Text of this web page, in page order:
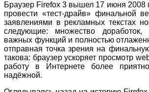
Браузер Firefox 3 вышел 17 июня 2008
провести «тест-драйв» финальной
заявлениями в рекламных текстах
следующие: множество доработок,
важных функций и полностью
отправная точка зрения на
такова: браузер ускоряет просмотр
работу в Интернете более
надёжной.